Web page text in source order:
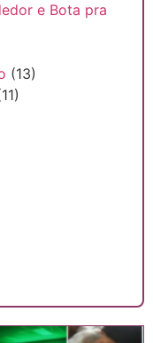
e Bota pra
(13)